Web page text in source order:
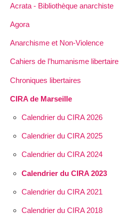
Acrata - Bibliothèque anarchiste
Agora
Anarchisme et Non-Violence
Cahiers de l’humanisme libertaire
Chroniques libertaires
CIRA de Marseille
Calendrier du CIRA 2026
Calendrier du CIRA 2025
Calendrier du CIRA 2024
Calendrier du CIRA 2023
Calendrier du CIRA 2021
Calendrier du CIRA 2018